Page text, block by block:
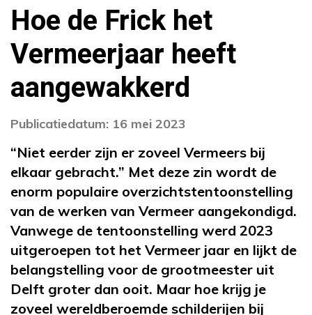
Hoe de Frick het
Vermeerjaar heeft
aangewakkerd
Publicatiedatum: 16 mei 2023
“Niet eerder zijn er zoveel Vermeers bij
elkaar gebracht.” Met deze zin wordt de
enorm populaire overzichtstentoonstelling
van de werken van Vermeer aangekondigd.
Vanwege de tentoonstelling werd 2023
uitgeroepen tot het Vermeer jaar en lijkt de
belangstelling voor de grootmeester uit
Delft groter dan ooit. Maar hoe krijg je
zoveel wereldberoemde schilderijen bij